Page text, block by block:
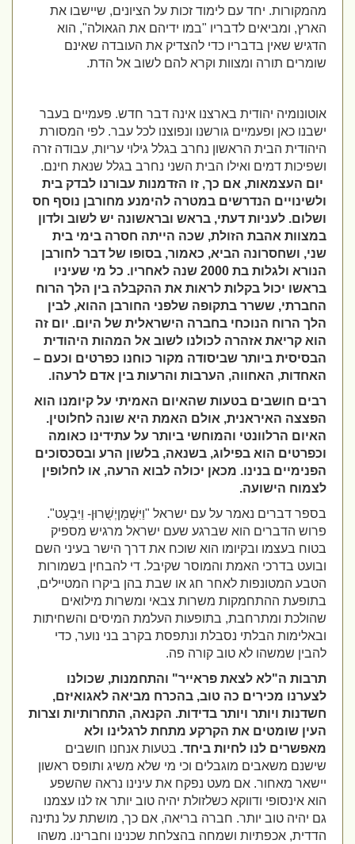
מהמקורות. יחד עם לימוד זכות על הציונים, שיישבו את
הארץ, ומביאים לדבריו "במו ידיהם את הגאולה", הוא
הדגיש שאין בדבריו כדי להצדיק את העובדה שאינם
שומרים תורה ומצוות וקרא להם לשוב אל הדת.
אוטונומיה יהודית בארצנו אינה דבר חדש. פעמיים בעבר
ישבנו כאן ופעמיים גורשנו ונפוצנו לכל עבר. לפי המסורת
היהודית הבית הראשון נחרב בגלל גילוי עריות, עבודה זרה
ושפיכות דמים ואילו הבית השני נחרב בגלל שנאת חינם.
יום העצמאות, אם כך,זו הזדמנות עבורנו לבדק בית
ולשינויים הנדרשים במטרה להימנע מחורבן נוסף חס
ושלום. לעניות דעתי, בראש ובראשונה יש לשוב ולדון
במצוות אהבת הזולת, שכה הייתה חסרה בימי בית
שני, ושחסרונה הביא, כאמור, בסופו של דבר לחורבן
הנורא ולגלות בת 2000 שנה לאחריו. כל מי שעיניו
בראשו יכול בקלות לראות את ההקבלה בין הלך הרוח
החברתי, ששרר בתקופה שלפני החורבן ההוא, לבין
הלך הרוח הנוכחי בחברה הישראלית של היום. יום זה
הוא קריאת אזהרה לכולנו לשוב אל המהות היהודית
הבסיסית ביותר שביסודה מקור כוחנו כפרטים וכעם –
האחדות, האחווה, הערבות והרעות בין אדם לרעהו.
רבים חושבים בטעות שהאיום האמיתי על קיומנו הוא
הפצצה האיראנית, אולם האמת היא שונה לחלוטין.
האיום הרלוונטי והמוחשי ביותר על עתידינו כאומה
וכפרטים הוא בפילוג, בשנאה, בלשון הרע ובסכסוכים
הפנימיים בנינו. מכאן יכולה לבוא הרעה, או לחלופין
לצמוח הישועה.
בספר דברים נאמר על עם ישראל "וַיִּשְׁמַןיְשֻׁרוּן- וַיִּבְעָט".
פרוש הדברים הוא שברגע שעם ישראל מרגיש מספיק
בטוח בעצמו ובקיומו הוא שוכח את דרך הישר בעיני השם
ובועט בדרכי האמת והמוסר שקיבל. די להבחין בשמורות
הטבע המטונפות לאחר חג או שבת בהן ביקרו המטיילים,
בתופעת ההתחמקות משרות צבאי ומשרות מילואים
שהולכת ומתרחבת, בתופעות העלמת המיסים והשחיתות
ובאלימות הבלתי נסבלת ונתפסת בקרב בני נוער, כדי
להבין שמשהו לא טוב קורה פה.
תרבות ה"לא לצאת פראייר" והתחמנות, שכולנו
לצערנו מכירים כה טוב, בהכרח מביאה לאגואיזם,
חשדנות ויותר ויותר בדידות. הקנאה, התחרותיות וצרות
העין שומטים את הקרקע מתחת לרגלינו ולא
מאפשרים לנו לחיות ביחד.בטעות אנחנו חושבים
שישנם משאבים מוגבלים וכי מי שלא משיג ותופס ראשון
יישאר מאחור. אם מעט נפקח את עינינו נראה שהשפע
הוא אינסופי ודווקא כשלזולת יהיה טוב יותר אז לנו עצמנו
גם יהיה טוב יותר. חברה בריאה, אם כך, מושתת על נתינה
הדדית, אכפתיות ושמחה בהצלחת שכנינו וחברינו. משהו